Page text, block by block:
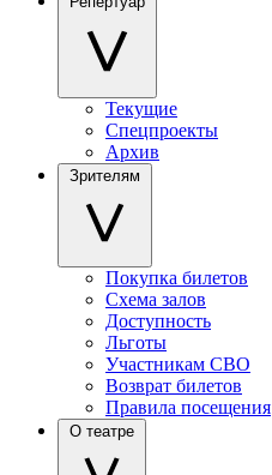
Текущие
Спецпроекты
Архив
Зрителям
Покупка билетов
Схема залов
Доступность
Льготы
Участникам СВО
Возврат билетов
Правила посещения
О театре